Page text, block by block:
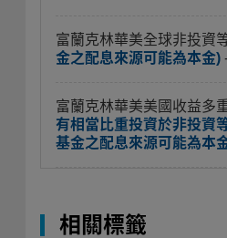
富蘭克林華美全球非投資
金之配息來源可能為本金)
富蘭克林華美美國收益多
有相當比重投資於非投資
基金之配息來源可能為本
相關標籤